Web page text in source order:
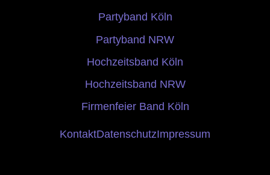
Partyband Köln
Partyband NRW
Hochzeitsband Köln
Hochzeitsband NRW
Firmenfeier Band Köln
KontaktDatenschutzImpressum